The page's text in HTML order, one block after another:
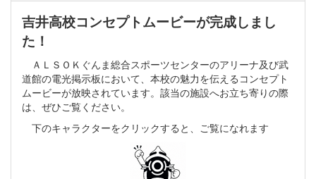
吉井高校コンセプトムービーが完成しまし
た！
ＡＬＳＯＫぐんま総合スポーツセンターのアリーナ及び武
道館の電光掲示板において、本校の魅力を伝えるコンセプト
ムービーが放映されています。該当の施設へお立ち寄りの際
は、ぜひご覧ください。
下のキャラクターをクリックすると、ご覧になれます